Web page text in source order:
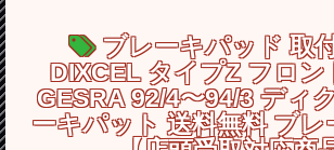
ブレーキパッド 取
DIXCEL タイプZ フロン
GESRA 92/4〜94/3 ディ
ーキパット 送料無料 ブレ